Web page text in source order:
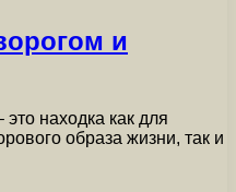
и
находка как для
образа жизни, так и